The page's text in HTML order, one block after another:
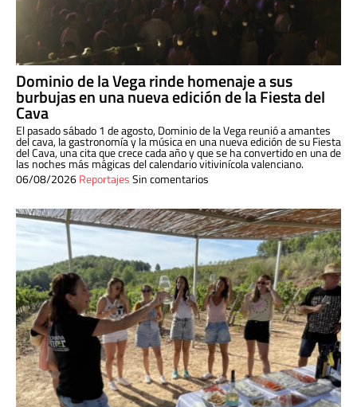
Dominio de la Vega rinde homenaje a sus
burbujas en una nueva edición de la Fiesta del
Cava
El pasado sábado 1 de agosto, Dominio de la Vega reunió a amantes
del cava, la gastronomía y la música en una nueva edición de su Fiesta
del Cava, una cita que crece cada año y que se ha convertido en una de
las noches más mágicas del calendario vitivinícola valenciano.
06/08/2026ReportajesSin comentarios